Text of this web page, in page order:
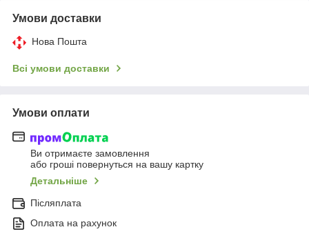
Умови доставки
Нова Пошта
Всі умови доставки
Умови оплати
Ви отримаєте замовлення
або гроші повернуться на вашу картку
Детальніше
Післяплата
Оплата на рахунок